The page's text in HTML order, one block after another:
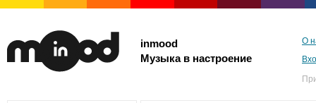
inmood
Музыка в настроение
О